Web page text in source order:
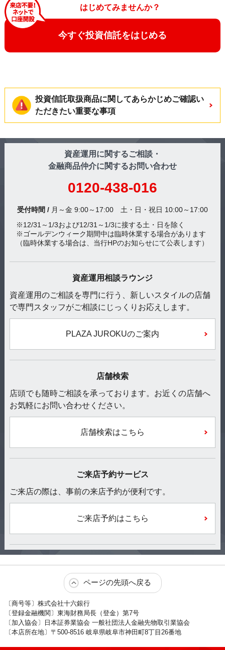
はじめてみませんか？
今すぐ投資信託をはじめる
投資信託取扱商品に関してあらかじめご確認い
ただきたい重要な事項
資産運用に関するご相談・
金融商品仲介に関するお問い合わせ
0120-438-016
受付時間 /月～金 9:00～17:00 土・日・祝日 10:00～17:00
※12/31～1/3および12/31～1/3に接する土・日を除く
※ゴールデンウィーク期間中は臨時休業する場合があります
（臨時休業する場合は、当行HPのお知らせにて公表します）
資産運用相談ラウンジ
資産運用のご相談を専門に行う、新しいスタイルの店舗
で専門スタッフがご相談にじっくりお応えします。
PLAZA JUROKUのご案内
店舗検索
店頭でも随時ご相談を承っております。お近くの店舗へ
お気軽にお問い合わせください。
店舗検索はこちら
ご来店予約サービス
ご来店の際は、事前の来店予約が便利です。
ご来店予約はこちら
ページの先頭へ戻る
〔商号等〕株式会社十六銀行
〔登録金融機関〕東海財務局長（登金）第7号
〔加入協会〕日本証券業協会 一般社団法人金融先物取引業協会
〔本店所在地〕〒500-8516 岐阜県岐阜市神田町8丁目26番地